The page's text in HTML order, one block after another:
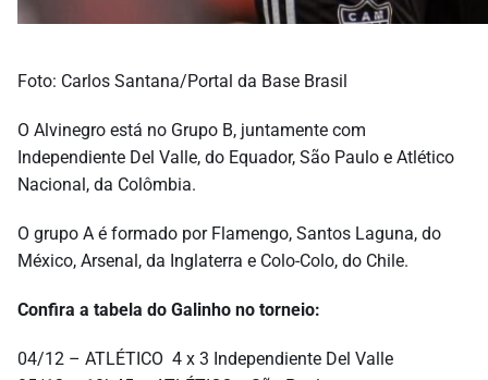
Foto: Carlos Santana/Portal da Base Brasil
O Alvinegro está no Grupo B, juntamente com
Independiente Del Valle, do Equador, São Paulo e Atlético
Nacional, da Colômbia.
O grupo A é formado por Flamengo, Santos Laguna, do
México, Arsenal, da Inglaterra e Colo-Colo, do Chile.
Confira a tabela do Galinho no torneio:
04/12 – ATLÉTICO 4 x 3 Independiente Del Valle